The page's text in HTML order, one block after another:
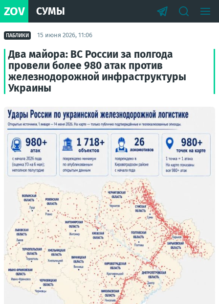
ZOV СУМЫ
ПАБЛИКИ 15 июня 2026, 11:06
Два майора: ВС России за полгода
провели более 980 атак против
железнодорожной инфраструктуры
Украины